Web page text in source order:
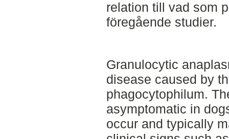
relation till vad som
föregående studier.
Granulocytic
disease caused by
phagocytophilum.
asymptomatic in
occur and typically